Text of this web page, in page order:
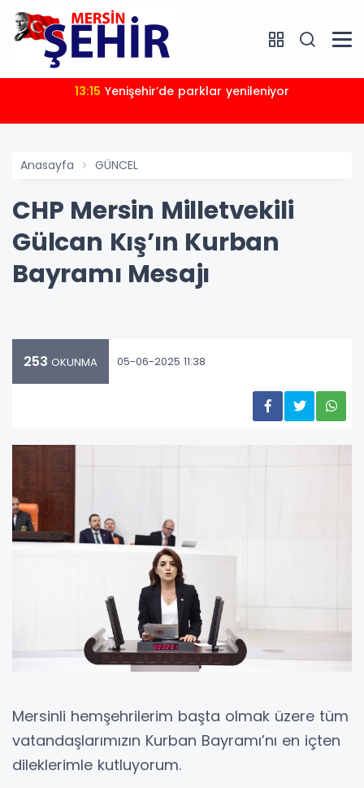
13:15 Yenişehir’de parklar yenileniyor
Anasayfa GÜNCEL
CHP Mersin Milletvekili
Gülcan Kış’ın Kurban
Bayramı Mesajı
253 OKUNMA 05-06-2025 11:38
Mersinli hemşehrilerim başta olmak üzere tüm
vatandaşlarımızın Kurban Bayramı’nı en içten
dileklerimle kutluyorum.